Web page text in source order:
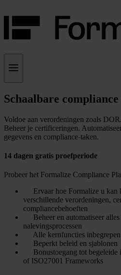
Schaalbare
Voldoe aan verordeningen zoals
Beheer je certificeringen.
gegevens en compliance-taken.
14 dagen gratis proefperiode
Probeer het Formalize Compliance
Ervaar hoe Formalize u kan
verschillende verordeningen,
compliancebehoeften
Beheer en automatiseer
nalevingsprocessen
Alle kernfuncties inbegrepen
Beperkt beleid en sjablonen
Bonustoegang tot
of ISO27001 Frameworks